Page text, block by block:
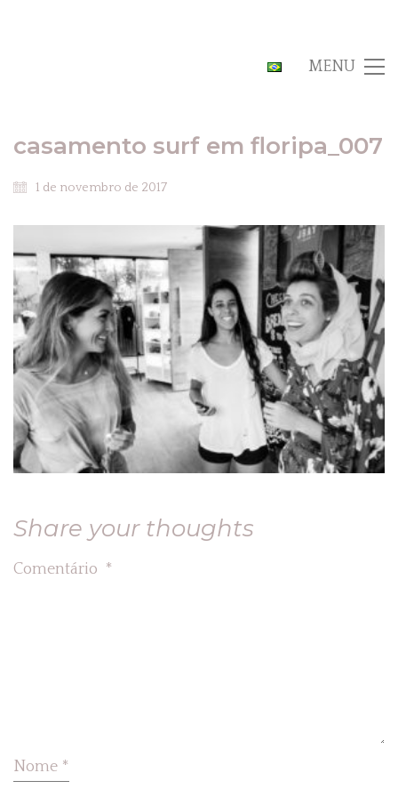
MENU
casamento surf em floripa_007
1 de novembro de 2017
Share your thoughts
Comentário *
Nome *